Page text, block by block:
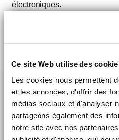
Ce site Web utilise des
Les cookies nous permettent
et les annonces, d'offrir des
médias sociaux et d'analyser
partageons également des
notre site avec nos
électroniques.